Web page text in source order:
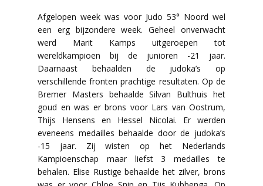
Afgelopen week was voor Judo 53° Noord wel
een erg bijzondere week. Geheel onverwacht
werd Marit Kamps uitgeroepen tot
wereldkampioen bij de junioren -21 jaar.
Daarnaast behaalden de judoka’s op
verschillende fronten prachtige resultaten. Op de
Bremer Masters behaalde Silvan Bulthuis het
goud en was er brons voor Lars van Oostrum,
Thijs Hensens en Hessel Nicolai. Er werden
eveneens medailles behaalde door de judoka’s
-15 jaar. Zij wisten op het Nederlands
Kampioenschap maar liefst 3 medailles te
behalen. Elise Rustige behaalde het zilver, brons